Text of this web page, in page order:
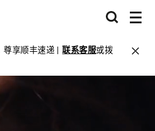
尊享顺丰速递 |联系客服或拨